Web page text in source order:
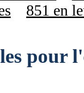
851 en
pour